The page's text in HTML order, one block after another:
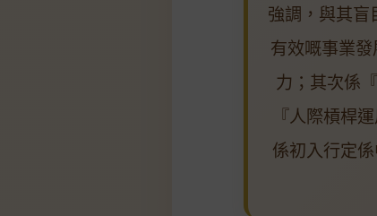
強調，與其
有效嘅事業
力；其次係
『人際槓桿
係初入行定